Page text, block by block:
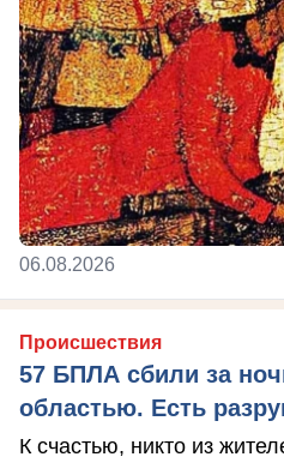
06.08.2026
Происшествия
57 БПЛА сбили за
областью. Есть
К счастью, никто из